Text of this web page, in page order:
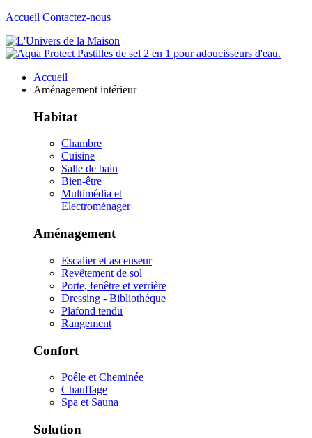
Accueil Contactez-nous
Accueil
Aménagement intérieur
Habitat
Chambre
Cuisine
Salle de bain
Bien-être
Multimédia et
Electroménager
Aménagement
Escalier et ascenseur
Revêtement de sol
Porte, fenêtre et verrière
Dressing - Bibliothèque
Plafond tendu
Rangement
Confort
Poêle et Cheminée
Chauffage
Spa et Sauna
Solution